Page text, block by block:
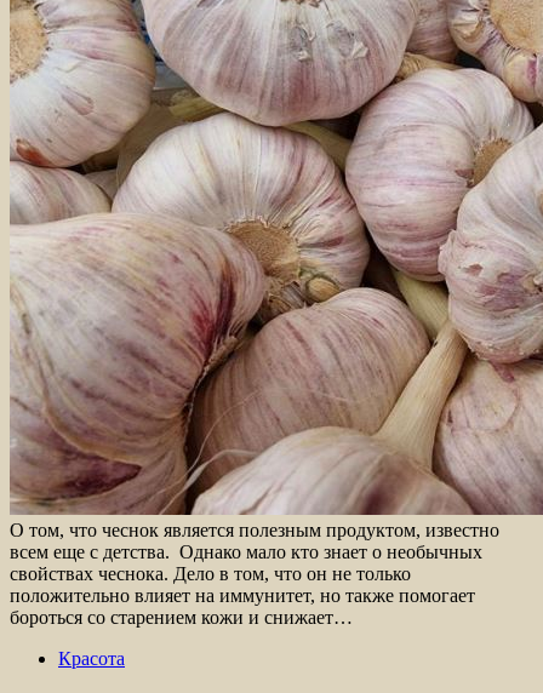
О том, что чеснок является полезным продуктом, известно
всем еще с детства. Однако мало кто знает о необычных
свойствах чеснока. Дело в том, что он не только
положительно влияет на иммунитет, но также помогает
бороться со старением кожи и снижает…
Красота